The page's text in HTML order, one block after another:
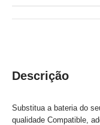
Descrição
Substitua a bateria do
qualidade Compatible,